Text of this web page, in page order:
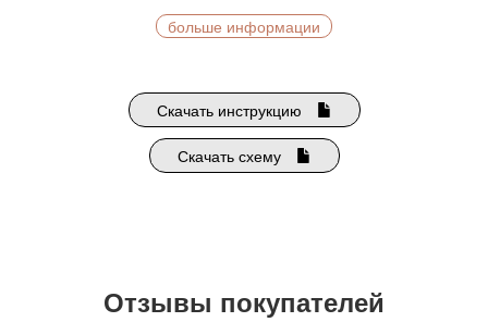
больше информации
Скачать инструкцию
Скачать схему
Отзывы покупателей